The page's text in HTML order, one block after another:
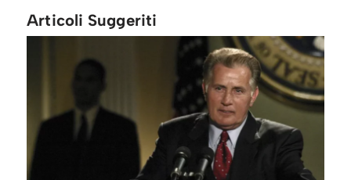
Articoli Suggeriti